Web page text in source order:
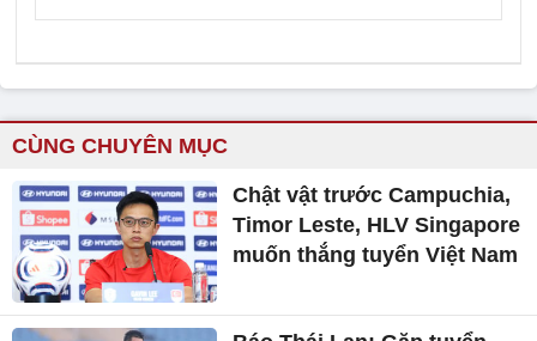
CÙNG CHUYÊN MỤC
Chật vật trước Campuchia,
Timor Leste, HLV Singapore
muốn thắng tuyển Việt Nam